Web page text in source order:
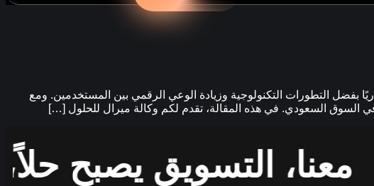
في السعودية تحولًا جذريًا بفضل التطورات التكنولوجية وزيادة الوعي الرقمي بين المستخدمين. ومع
معنا، التسويق يصبح